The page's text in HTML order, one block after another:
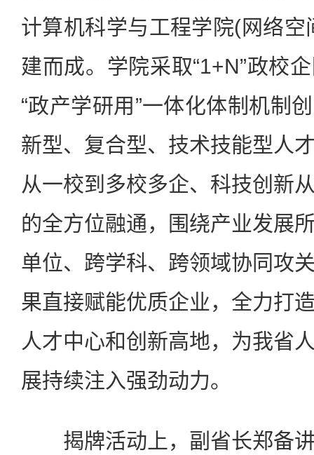
计算机科学与工程学院(网络
建而成。学院采取“1+N”政校
“政产学研用”一体化体制机制
新型、复合型、技术技能型人
从一校到多校多企、科技创新
的全方位融通，围绕产业发展
单位、跨学科、跨领域协同攻
果直接赋能优质企业，全力打
人才中心和创新高地，为我省
展持续注入强劲动力。
揭牌活动上，副省长郑备讲